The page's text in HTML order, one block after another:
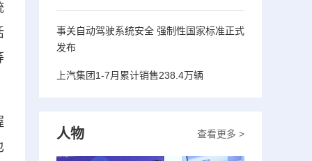
事关自动驾驶系统安全 强制性国家标准正式
发布
上汽集团1-7月累计销售238.4万辆
查看更多 >
人物